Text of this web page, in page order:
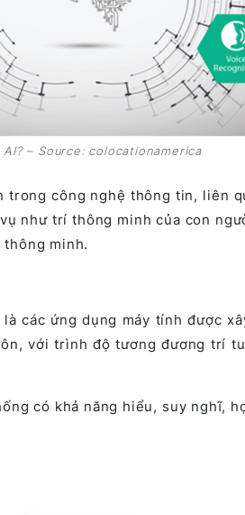
AI? – Source: colocationamerica
trong công nghệ thông tin, liên
như trí thông minh của con
minh.
là các ứng dụng máy tính được
với trình độ tương đương trí
có khả năng hiểu, suy nghĩ,